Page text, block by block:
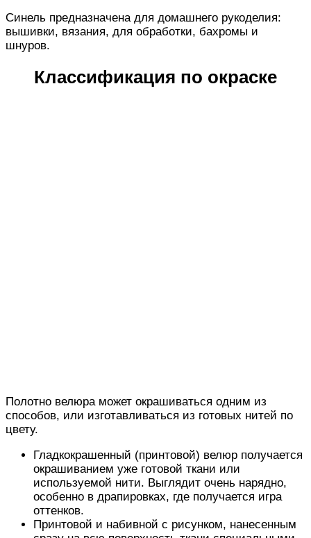
Синель предназначена для домашнего рукоделия:
вышивки, вязания, для обработки, бахромы и
шнуров.
Классификация по окраске
Полотно велюра может окрашиваться одним из
способов, или изготавливаться из готовых нитей по
цвету.
Гладкокрашенный (принтовой) велюр получается
окрашиванием уже готовой ткани или
используемой нити. Выглядит очень нарядно,
особенно в драпировках, где получается игра
оттенков.
Принтовой и набивной с рисунком, нанесенным